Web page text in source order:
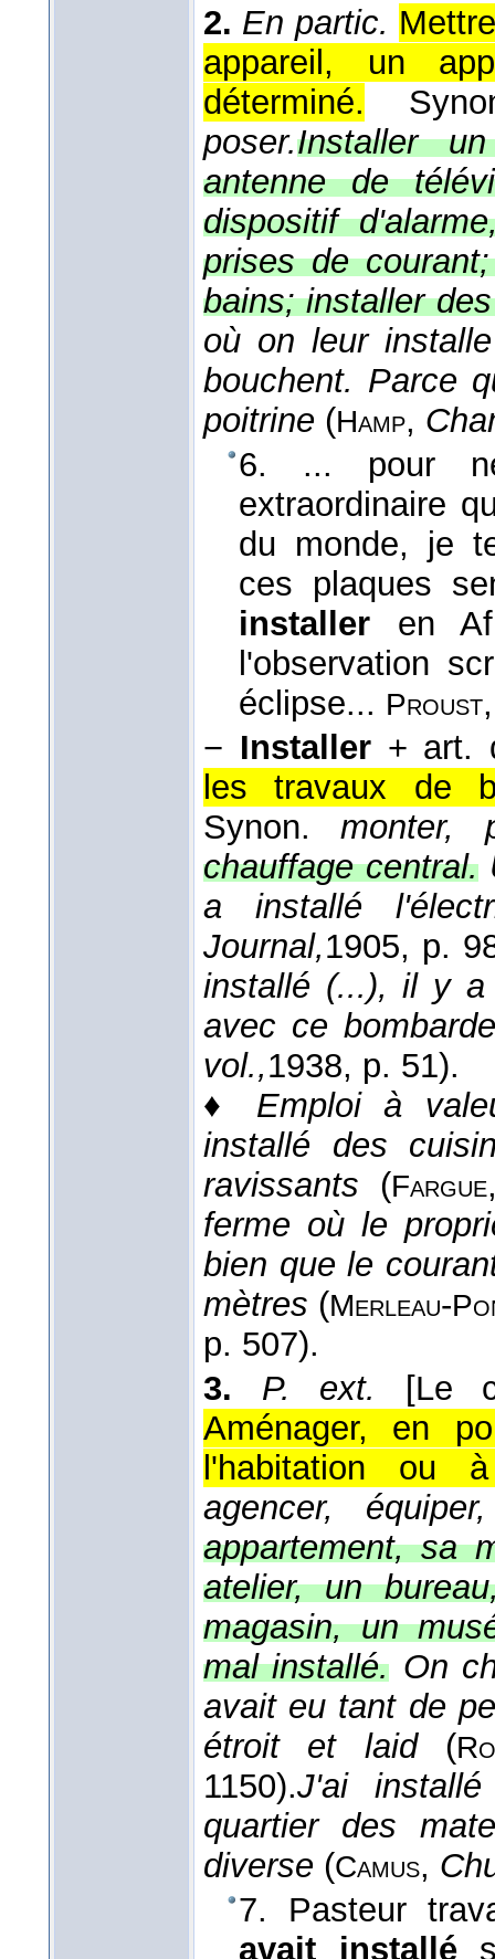
2. En partic.
appareil, un
déterminé.
poser.Installer
antenne de
dispositif
prises de
bains; installer
où on leur
bouchent. Parce
poitrine (Hamp,
6. ... pour
extraordinaire
du monde, je
ces plaques
installer en
l'observation
éclipse... Proust
− Installer + art.
les travaux de
Synon.monter,
chauffage central.
a installé
Journal,1905, p.
installé (...), il y a
avec ce
vol.,1938, p. 51).
♦ Emploi à
installé des
ravissants (Fargue
ferme où le
bien que le
mètres (Merleau-
p. 507).
3.
P. ext.
[Le
Aménager, en
l'habitation ou
agencer,
appartement, sa
atelier, un
magasin, un
mal installé. On
avait eu tant de
étroit et laid (
1150).J'ai
quartier des
diverse (Camus,
7. Pasteur
avait installé